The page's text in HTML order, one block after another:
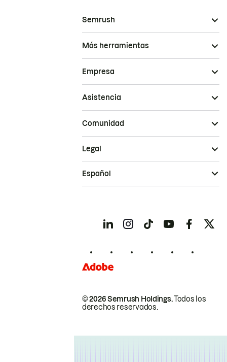
Semrush
Más herramientas
Empresa
Asistencia
Comunidad
© 2026 Semrush Holdings.Todos los
derechos reservados.
Legal
Español